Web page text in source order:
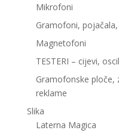
Mikrofoni
Gramofoni,
Magnetofoni
TESTERI – cijevi,
Gramofonske ploče,
reklame
Slika
Laterna Magica